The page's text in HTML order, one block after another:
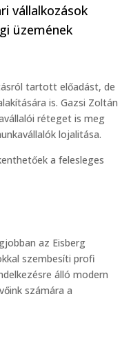
vállalkozások
üzemének
tartott előadást, de
is. Gazsi Zoltán
réteget is meg
lojalitása.
a felesleges
az Eisberg
szembesíti profi
álló modern
számára a